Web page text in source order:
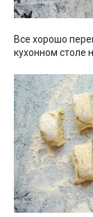
Все хорошо
кухонном столе